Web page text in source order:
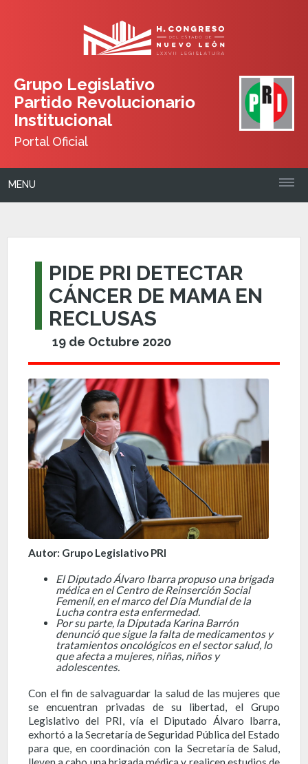
Grupo Legislativo
Partido Revolucionario
Institucional
Portal Oficial
MENU
PIDE PRI DETECTAR
CÁNCER DE MAMA EN
RECLUSAS
19 de Octubre 2020
Autor: Grupo Legislativo PRI
El Diputado Álvaro Ibarra propuso una brigada
médica en el Centro de Reinserción Social
Femenil, en el marco del Día Mundial de la
Lucha contra esta enfermedad.
Por su parte, la Diputada Karina Barrón
denunció que sigue la falta de medicamentos y
tratamientos oncológicos en el sector salud, lo
que afecta a mujeres, niñas, niños y
adolescentes.
Con el fin de salvaguardar la salud de las mujeres que
se encuentran privadas de su libertad, el Grupo
Legislativo del PRI, vía el Diputado Álvaro Ibarra,
exhortó a la Secretaría de Seguridad Pública del Estado
para que, en coordinación con la Secretaría de Salud,